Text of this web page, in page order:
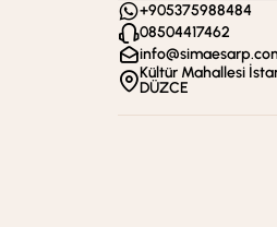
+905375988484
08504417462
Kültür Mahallesi
DÜZCE